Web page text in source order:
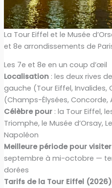
La Tour Eiffel et le Musée
et 8e arrondissements de
Les 7e et 8e en un coup d’œil
Localisation: les deux rives
gauche (Tour Eiffel, Invalides,
(Champs-Élysées, Concorde,
Célèbre pour: la Tour Eiffel,
Triomphe, le Musée d’Orsay,
Napoléon
Meilleure période pour visiter
septembre à mi-octobre —
dorées
Tarifs de la Tour Eiffel (2026)